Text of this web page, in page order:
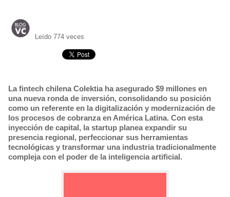
Leído 774 veces
La fintech chilena Colektia ha asegurado $9 millones en
una nueva ronda de inversión, consolidando su posición
como un referente en la digitalización y modernización de
los procesos de cobranza en América Latina. Con esta
inyección de capital, la startup planea expandir su
presencia regional, perfeccionar sus herramientas
tecnológicas y transformar una industria tradicionalmente
compleja con el poder de la inteligencia artificial.